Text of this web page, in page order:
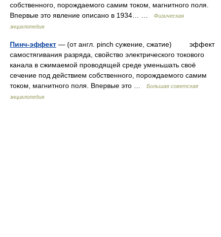
собственного, порождаемого самим током, магнитного поля.
Впервые это явление описано в 1934… …
Физическая
энциклопедия
Пинч-эффект — (от англ. pinch сужение, сжатие) эффект
самостягивания разряда, свойство электрического токового
канала в сжимаемой проводящей среде уменьшать своё
сечение под действием собственного, порождаемого самим
током, магнитного поля. Впервые это …
Большая советская
энциклопедия